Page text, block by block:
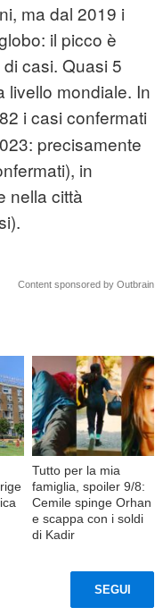
ma dal 2019 i
il picco è
casi. Quasi 5
livello mondiale. In
i casi confermati
precisamente
in
nella città
Content sponsored by Outbrain
Tutto per la mia
famiglia, spoiler 9/8:
Cemile spinge Orhan
e scappa con i soldi
di Kadir
SEGUI